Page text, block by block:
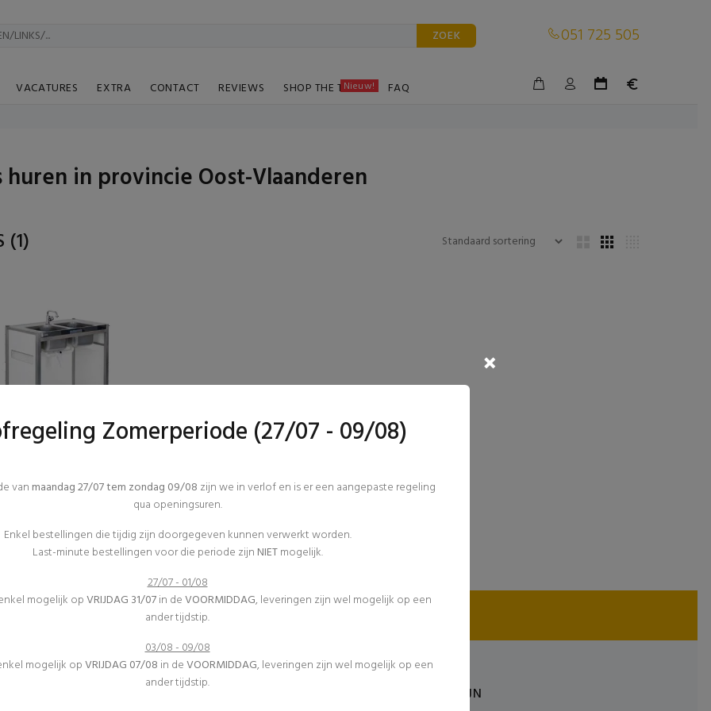
ZOEK 051 725 505
VACATURES EXTRA CONTACT REVIEWS SHOP THE TABLE
Nieuw! FAQ
huren in provincie Oost-Vlaanderen
(1)
Keukenmateriaal
€34,13 excl. btw
DOE JE MET FJESTUM !
MIJN ACCOUNT MAGAZIJN
Zomerperiode (27/07 - 09/08)
van maandag 27/07 tem zondag 09/08 zijn we in verlof en is er een aangepaste regeling
qua openingsuren.
Enkel bestellingen die tijdig zijn doorgegeven kunnen verwerkt worden.
Last-minute bestellingen voor die periode zijn NIETmogelijk.
27/07 - 01/08
mogelijk opVRIJDAG 31/07in deVOORMIDDAG, leveringen zijn wel mogelijk op een
ander tijdstip.
03/08 - 09/08
mogelijk opVRIJDAG 07/08 in deVOORMIDDAG, leveringen zijn wel mogelijk op een
ander tijdstip.